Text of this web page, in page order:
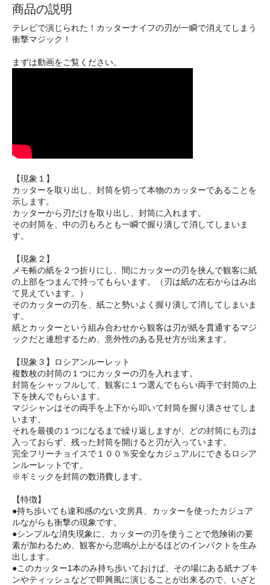
商品の説明
テレビで演じられた！カッターナイフの刃が一瞬で消えてしまう
衝撃マジック！
まずは動画をご覧ください。
【現象１】
カッターを取り出し、封筒を切って本物のカッターであることを
示します。
カッターから刃だけを取り出し、封筒に入れます。
その封筒を、中の刃もろとも一瞬で握り潰して消してしまいま
す。
【現象２】
メモ帳の紙を２つ折りにし、間にカッターの刃を挟んで観客に紙
の上部をつまんで持ってもらいます。（刃は紙の左右からはみ出
て見えています。）
そのカッターの刃を、紙ごと勢いよく握り潰して消してしまいま
す。
紙とカッターという組み合わせから観客は刃が紙を貫通するマジ
ックだと連想するため、意外性のある見せ方が出来ます。
【現象３】ロシアンルーレット
複数枚の封筒の１つにカッターの刃を入れます。
封筒をシャッフルして、観客に１つ選んでもらい両手で封筒の上
下を挟んでもらいます。
マジシャンはその両手を上下から叩いて封筒を握り潰させてしま
います。
それを最後の１つになるまで繰り返しますが、どの封筒にも刃は
入っておらず、残った封筒を開けると刃が入っています。
完全フリーチョイスで１００％安全なカジュアルにできるロシア
ンルーレットです。
※ギミックを封筒の数消費します。
【特徴】
●持ち歩いても違和感のない文房具、カッターを使ったカジュア
ルながらも衝撃の現象です。
●シンプルな消失現象に、カッターの刃を使うことで危険術の要
素が加わるため、観客から悲鳴が上がるほどのインパクトを生み
出します。
●このカッター1本のみ持ち歩いておけば、その場にある紙ナプキ
ンやティッシュなどで即興風に演じることが出来るので、いざと